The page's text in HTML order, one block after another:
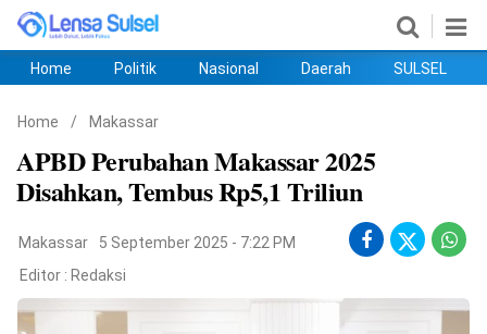
Home Politik Nasional Daerah SULSEL
Home / Makassar
APBD Perubahan Makassar 2025
Disahkan, Tembus Rp5,1 Triliun
Makassar
5 September 2025 - 7:22 PM
Editor : Redaksi